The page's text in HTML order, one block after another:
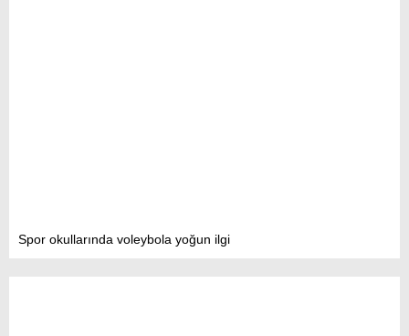
Spor okullarında voleybola yoğun ilgi